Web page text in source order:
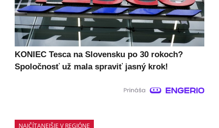
KONIEC Tesca na Slovensku po 30 rokoch?
Spoločnosť už mala spraviť jasný krok!
NAJČÍTANEJŠIE V REGIÓNE